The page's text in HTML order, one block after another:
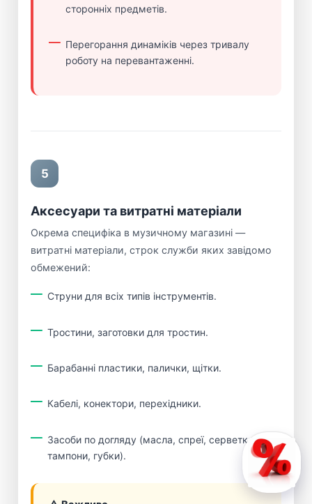
сторонніх предметів.
Перегорання динаміків через тривалу
роботу на перевантаженні.
5
Аксесуари та витратні матеріали
Окрема специфіка в музичному магазині —
витратні матеріали, строк служби яких завідомо
обмежений:
Струни для всіх типів інструментів.
Тростини, заготовки для тростин.
Барабанні пластики, палички, щітки.
Кабелі, конектори, перехідники.
Засоби по догляду (масла, спреї, серветки,
тампони, губки).